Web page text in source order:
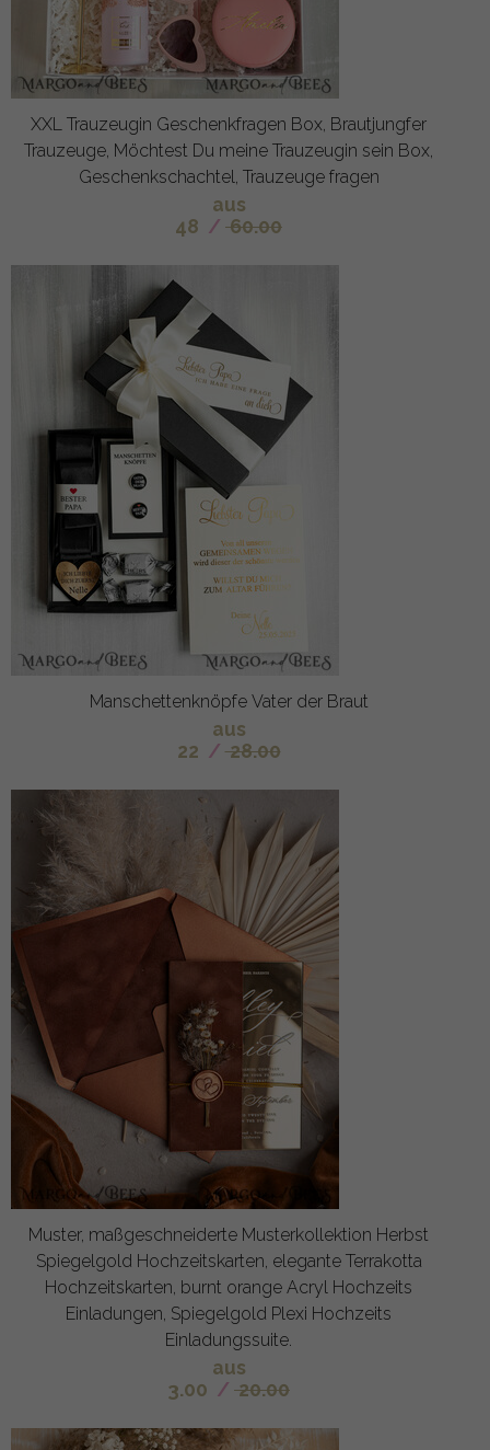
XXL Trauzeugin Geschenkfragen Box, Brautjungfer
Trauzeuge, Möchtest Du meine Trauzeugin sein Box,
Geschenkschachtel, Trauzeuge fragen
aus
48 / 60.00
Manschettenknöpfe Vater der Braut
aus
22 / 28.00
Muster, maßgeschneiderte Musterkollektion Herbst
Spiegelgold Hochzeitskarten, elegante Terrakotta
Hochzeitskarten, burnt orange Acryl Hochzeits
Einladungen, Spiegelgold Plexi Hochzeits
Einladungssuite.
aus
3.00 / 20.00